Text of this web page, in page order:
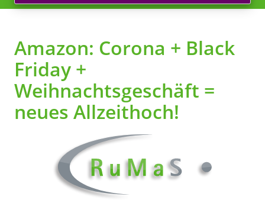
Amazon: Corona + Black
Friday +
Weihnachtsgeschäft =
neues Allzeithoch!